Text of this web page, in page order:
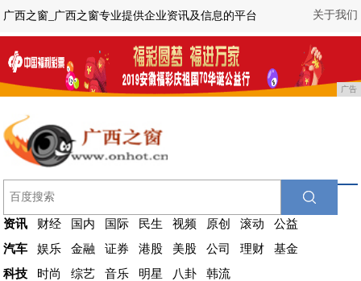
关于我们
广西之窗_广西之窗专业提供企业资讯及信息的平台
广告
资讯 财经 国内 国际 民生 视频 原创 滚动
公益
汽车
娱乐 金融 证券 港股 美股 公司 理财
基金
科技
时尚 综艺 音乐 明星 八卦
韩流